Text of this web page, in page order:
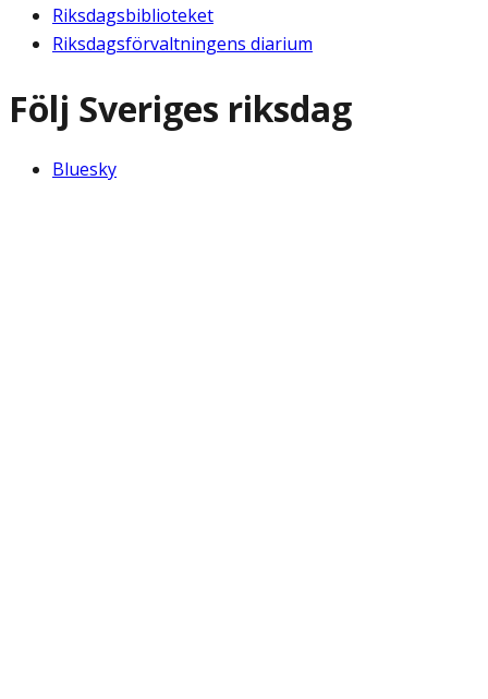
Riksdagsbiblioteket
Riksdagsförvaltningens diarium
Följ Sveriges riksdag
Bluesky